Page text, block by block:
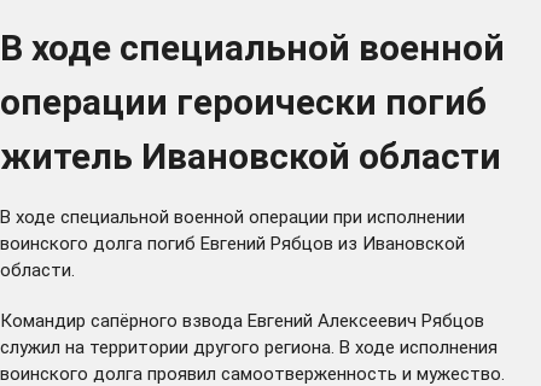
В ходе специальной военной
операции героически погиб
житель Ивановской области
В ходе специальной военной операции при исполнении
воинского долга погиб Евгений Рябцов из Ивановской
области.
Командир сапёрного взвода Евгений Алексеевич Рябцов
служил на территории другого региона. В ходе исполнения
воинского долга проявил самоотверженность и мужество.